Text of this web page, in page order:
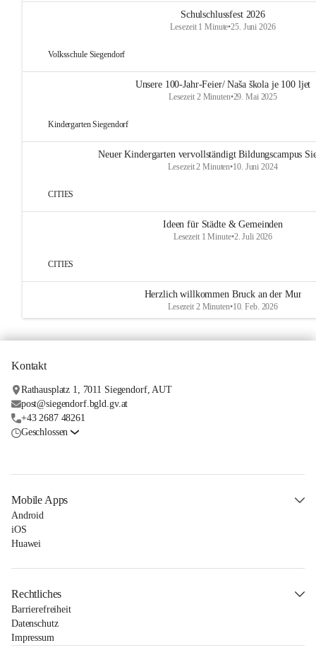
Schulschlussfest 2026
Lesezeit 1 Minute•25. Juni 2026
Volksschule Siegendorf
Unsere 100-Jahr-Feier/ Naša škola je 100 ljet
Lesezeit 2 Minuten•29. Mai 2025
Kindergarten Siegendorf
Neuer Kindergarten vervollständigt Bildungscampus
Lesezeit 2 Minuten•10. Juni 2024
CITIES
Ideen für Städte & Gemeinden
Lesezeit 1 Minute•2. Juli 2026
CITIES
Herzlich willkommen Bruck an der Mur
Lesezeit 2 Minuten•10. Feb. 2026
Kontakt
Rathausplatz 1, 7011 Siegendorf, AUT
post@siegendorf.bgld.gv.at
+43 2687 48261
Geschlossen
Mobile Apps
Android
iOS
Huawei
Rechtliches
Barrierefreiheit
Datenschutz
Impressum